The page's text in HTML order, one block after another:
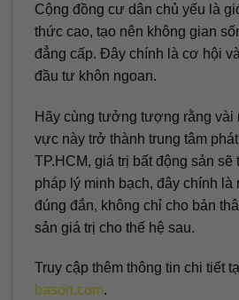
Cộng đồng cư dân chủ yếu là
thức cao, tạo nên không gian
đẳng cấp. Đây chính là cơ hội
đầu tư khôn ngoan.
Hãy cùng tưởng tượng rằng vài
vực này trở thành trung tâm
TP.HCM, giá trị bất động sản
pháp lý minh bạch, đây chính là
đúng đắn, không chỉ cho bản
sản giá trị cho thế hệ sau.
Truy cập thêm thông tin chi tiết
bason.com.